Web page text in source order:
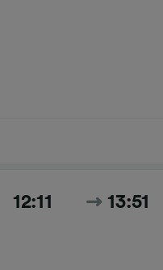
12:11 13:51